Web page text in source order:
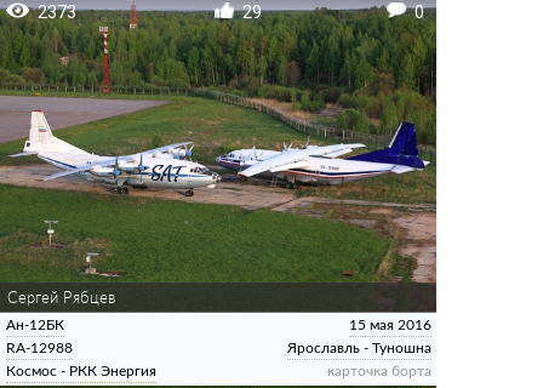
2373 29 0
Сергей Рябцев
Ан-12БК
RA-12988
Космос - РКК Энергия
15 мая 2016
Ярославль - Туношна
карточка борта